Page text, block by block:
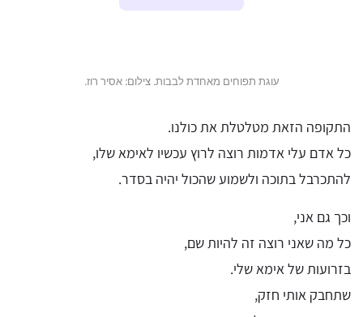
עוגת תפוחים מאחדת לבבות. צילום: אסיר רוז.
התקופה הזאת מטלטלת את כולנו.
כל אדם עלי אדמות רוצה לרוץ עכשיו לאימא שלו,
להתכרבל בתוכה ולשמוע שהכול יהיה בסדר.
וכך גם אני,
כל מה שאני רוצה זה להיות שם,
בזרועות של אימא שלי.
שתחבק אותי חזק,